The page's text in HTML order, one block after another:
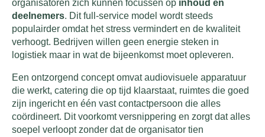
organisatoren zich kunnen focussen op inhoud en
deelnemers. Dit full-service model wordt steeds
populairder omdat het stress vermindert en de kwaliteit
verhoogt. Bedrijven willen geen energie steken in
logistiek maar in wat de bijeenkomst moet opleveren.
Een ontzorgend concept omvat audiovisuele apparatuur
die werkt, catering die op tijd klaarstaat, ruimtes die goed
zijn ingericht en één vast contactpersoon die alles
coördineert. Dit voorkomt versnippering en zorgt dat alles
soepel verloopt zonder dat de organisator tien